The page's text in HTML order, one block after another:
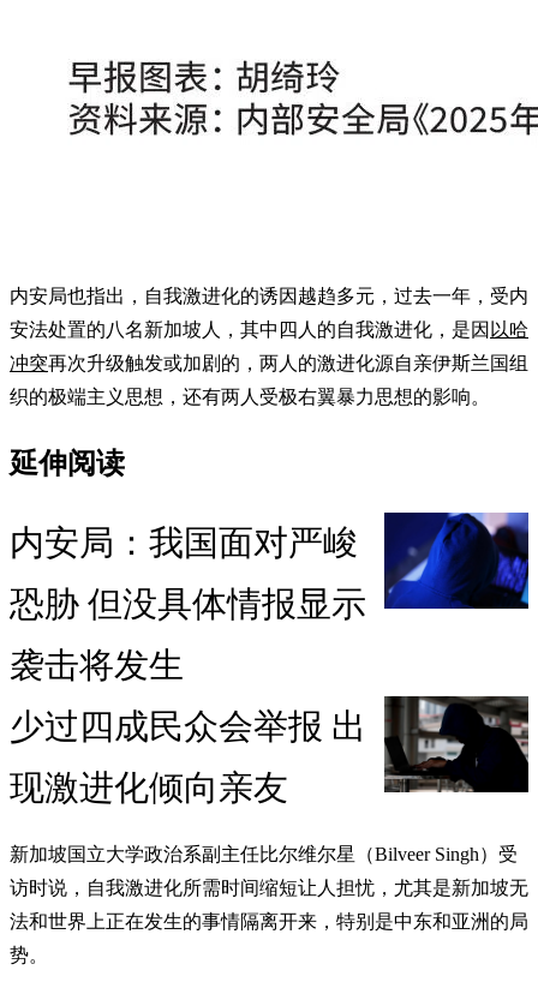
内安局也指出，自我激进化的诱因越趋多元，过去一年，受内
安法处置的八名新加坡人，其中四人的自我激进化，是因 以哈
冲突再次升级触发或加剧的，两人的激进化源自亲伊斯兰国组
织的极端主义思想，还有两人受极右翼暴力思想的影响。
延伸阅读
内安局：我国面对严峻
恐胁 但没具体情报显示
袭击将发生
少过四成民众会举报 出
现激进化倾向亲友
新加坡国立大学政治系副主任比尔维尔星（Bilveer Singh）受
访时说，自我激进化所需时间缩短让人担忧，尤其是新加坡无
法和世界上正在发生的事情隔离开来，特别是中东和亚洲的局
势。